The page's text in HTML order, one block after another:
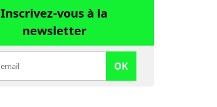
Inscrivez-vous à la
newsletter
OK